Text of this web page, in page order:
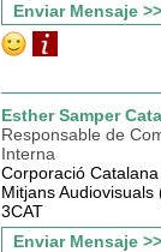
Enviar Mensaje >>
Esther Samper
Responsable de
Interna
Corporació
Mitjans Audiovisuals
3CAT
Enviar Mensaje >>